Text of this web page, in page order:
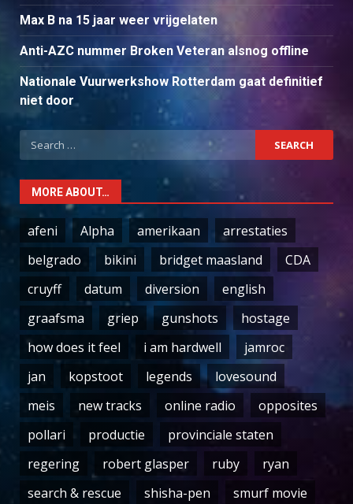
Max B na 15 jaar weer vrijgelaten
Anti-AZC nummer Broken Veteran alsnog offline
Nationale Vuurwerkshow Rotterdam gaat definitief
niet door
Search
for:
MORE ABOUT…
afeni Alpha amerikaan
arrestaties
belgrado
bikini bridget maasland
CDA
cruyff
datum diversion
english
graafsma
griep gunshots
hostage
how does it feel
i am hardwell
jamroc
jan
kopstoot legends
lovesound
meis
new tracks online radio
opposites
pollari
productie
provinciale staten
regering
robert glasper ruby
ryan
search & rescue
shisha-pen smurf movie